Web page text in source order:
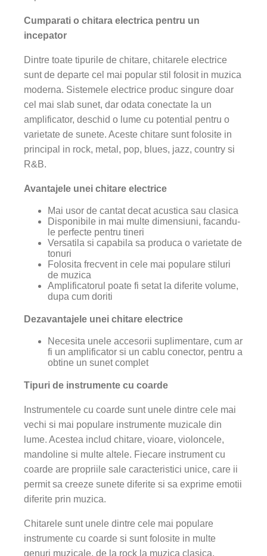
Cumparati o chitara electrica pentru un
incepator
Dintre toate tipurile de chitare, chitarele electrice
sunt de departe cel mai popular stil folosit in muzica
moderna. Sistemele electrice produc singure doar
cel mai slab sunet, dar odata conectate la un
amplificator, deschid o lume cu potential pentru o
varietate de sunete. Aceste chitare sunt folosite in
principal in rock, metal, pop, blues, jazz, country si
R&B.
Avantajele unei chitare electrice
Mai usor de cantat decat acustica sau clasica
Disponibile in mai multe dimensiuni, facandu-
le perfecte pentru tineri
Versatila si capabila sa produca o varietate de
tonuri
Folosita frecvent in cele mai populare stiluri
de muzica
Amplificatorul poate fi setat la diferite volume,
dupa cum doriti
Dezavantajele unei chitare electrice
Necesita unele accesorii suplimentare, cum ar
fi un amplificator si un cablu conector, pentru a
obtine un sunet complet
Tipuri de instrumente cu coarde
Instrumentele cu coarde sunt unele dintre cele mai
vechi si mai populare instrumente muzicale din
lume. Acestea includ chitare, vioare, violoncele,
mandoline si multe altele. Fiecare instrument cu
coarde are propriile sale caracteristici unice, care ii
permit sa creeze sunete diferite si sa exprime emotii
diferite prin muzica.
Chitarele sunt unele dintre cele mai populare
instrumente cu coarde si sunt folosite in multe
genuri muzicale, de la rock la muzica clasica.